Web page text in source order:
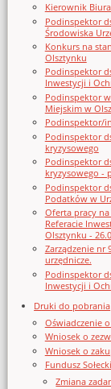
Kierownik
Podinspektor
Środowiska
Konkurs na
Olsztynku
Podinspektor
Inwestycji i
Podinspektor
Miejskim w
Podinspektor/
Podinspektor
kryzysowego
Podinspektor
kryzysowego -
Podinspektor
Podatków w
Oferta pracy
Referacie
Olsztynku -
Zarządzenie nr
urzędnicze.
Podinspektor
Inwestycji i
Druki do pobrania
Oświadczenie
Wniosek o
Wniosek o
Fundusz
Zmiana